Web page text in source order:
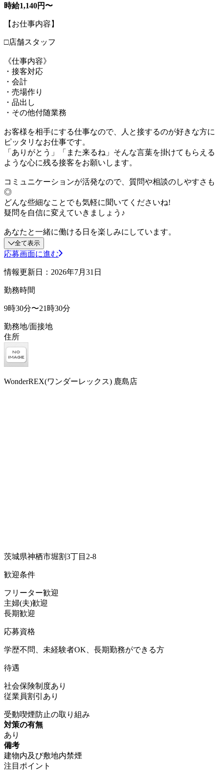
時給1,140円〜
【お仕事内容】
□店舗スタッフ
《仕事内容》
・接客対応
・会計
・売場作り
・品出し
・その他付随業務
お客様を相手にする仕事なので、人と接するのが好きな方に
ピッタリなお仕事です。
「ありがとう」「また来るね」そんな言葉を掛けてもらえる
ような心に残る接客をお願いします。
コミュニケーションが活発なので、質問や相談のしやすさも
◎
どんな些細なことでも気軽に聞いてくださいね!
疑問を自信に変えていきましょう♪
あなたと一緒に働ける日を楽しみにしています。
全て表示
応募画面に進む
情報更新日：2026年7月31日
勤務時間
9時30分〜21時30分
勤務地/面接地
住所
WonderREX(ワンダーレックス) 鹿島店
茨城県神栖市堀割3丁目2-8
歓迎条件
フリーター歓迎
主婦(夫)歓迎
長期歓迎
応募資格
学歴不問、未経験者OK、長期勤務ができる方
待遇
社会保険制度あり
従業員割引あり
受動喫煙防止の取り組み
対策の有無
あり
備考
建物内及び敷地内禁煙
注目ポイント